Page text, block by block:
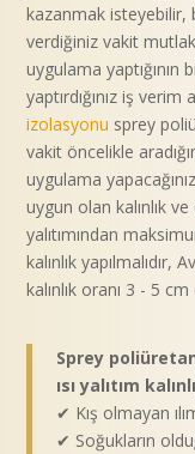
kazanmak isteyebilir,
verdiğiniz vakit
uygulama yaptığının
yaptırdığınız iş
izolasyonu sprey
vakit öncelikle
uygulama
uygun olan kalınlık
yalıtımından
kalınlık
kalınlık oranı 3 - 5
Sprey
ısı yalıtım
✔ Kış olmayan
✔ Soğukların